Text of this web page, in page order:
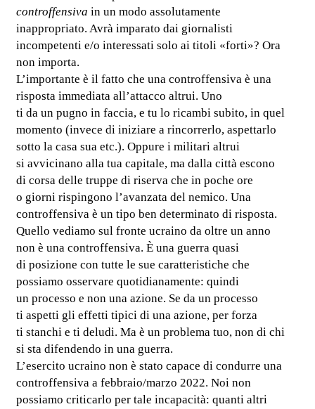
controffensiva in un modo assolutamente
inappropriato. Avrà imparato dai giornalisti
incompetenti e/o interessati solo ai titoli «forti»? Ora
non importa.
L’importante è il fatto che una controffensiva è una
risposta immediata all’attacco altrui. Uno
ti da un pugno in faccia, e tu lo ricambi subito, in quel
momento (invece di iniziare a rincorrerlo, aspettarlo
sotto la casa sua etc.). Oppure i militari altrui
si avvicinano alla tua capitale, ma dalla città escono
di corsa delle truppe di riserva che in poche ore
o giorni rispingono l’avanzata del nemico. Una
controffensiva è un tipo ben determinato di risposta.
Quello vediamo sul fronte ucraino da oltre un anno
non è una controffensiva. È una guerra quasi
di posizione con tutte le sue caratteristiche che
possiamo osservare quotidianamente: quindi
un processo e non una azione. Se da un processo
ti aspetti gli effetti tipici di una azione, per forza
ti stanchi e ti deludi. Ma è un problema tuo, non di chi
si sta difendendo in una guerra.
L’esercito ucraino non è stato capace di condurre una
controffensiva a febbraio/marzo 2022. Noi non
possiamo criticarlo per tale incapacità: quanti altri